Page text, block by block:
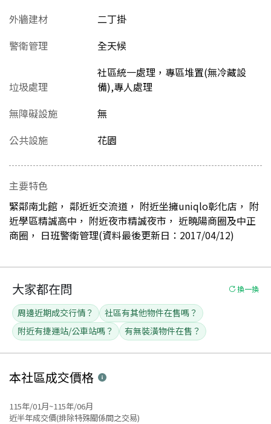
外牆建材
二丁掛
警衛管理
全天候
垃圾處理
社區統一處理，專區堆置(無冷藏設
備),專人處理
無障礙設施
無
公共設施
花園
主要特色
緊鄰南北館， 鄰近近交流道， 附近坐擁uniqlo彰化店， 附
近學區精誠高中， 附近夜市精誠夜市， 近曉陽商圈及中正
商圈， 日班警衛管理(資料最後更新日：2017/04/12)
大家都在問 換一換
周邊近期成交行情？
社區有其他物件在售嗎？
附近有捷運站/公車站嗎？
有無裝潢物件在售？
本社區成交價格
115年/01月~115年/06月
近半年成交價(排除特殊關係間之交易)